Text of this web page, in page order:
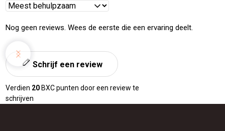
Reviews
Nog geen reviews. Wees de eerste die een ervaring deelt.
Schrijf een review
Verdien 20 BXC punten door een review te
schrijven